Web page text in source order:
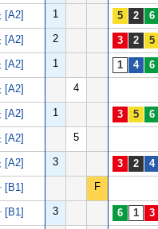
[A2] 1
[A2] 2
[A2] 1
[A2] 4
[A2] 1
[A2] 5
[A2] 3
[B1] F
[B1] 3